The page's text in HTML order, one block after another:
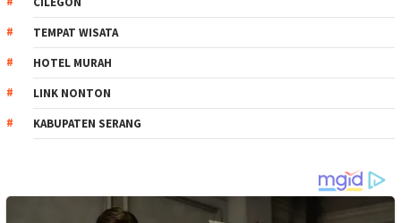
TEMPAT WISATA
HOTEL MURAH
LINK NONTON
KABUPATEN SERANG